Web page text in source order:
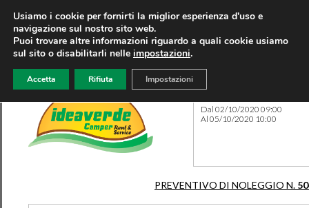
Dal 02/10/2020 09:00
Al 05/10/2020 10:00
PREVENTIVO DI NOLEGGIO N.
Usiamo i cookie per fornirti la miglior esperienza d'uso e
navigazione sul nostro sito web.
Puoi trovare altre informazioni riguardo a quali cookie usiamo
sul sito o disabilitarli nelle impostazioni.
Accetta Rifiuta Impostazioni